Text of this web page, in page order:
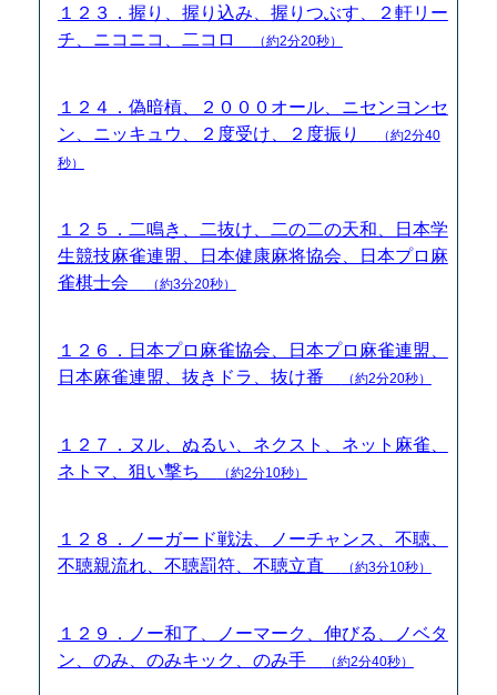
１２３．握り、握り込み、握りつぶす、２軒リー
チ、ニコニコ、二コロ
（約2分20秒）
１２４．偽暗槓、２０００オール、ニセンヨンセ
ン、ニッキュウ、２度受け、２度振り
（約2分40
秒）
１２５．二鳴き、二抜け、二の二の天和、日本学
生競技麻雀連盟、日本健康麻将協会、日本プロ麻
雀棋士会
（約3分20秒）
１２６．日本プロ麻雀協会、日本プロ麻雀連盟、
日本麻雀連盟、抜きドラ、抜け番
（約2分20秒）
１２７．ヌル、ぬるい、ネクスト、ネット麻雀、
ネトマ、狙い撃ち
（約2分10秒）
１２８．ノーガード戦法、ノーチャンス、不聴、
不聴親流れ、不聴罰符、不聴立直
（約3分10秒）
１２９．ノー和了、ノーマーク、伸びる、ノベタ
ン、のみ、のみキック、のみ手
（約2分40秒）